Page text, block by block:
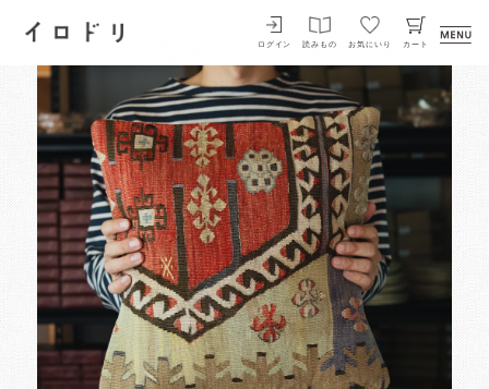
イロドリ
ログイン 読みもの お気にいり カート